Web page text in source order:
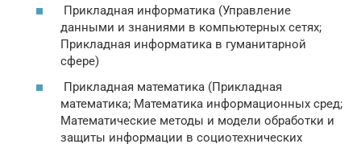
Прикладная информатика (Управление
данными и знаниями в компьютерных сетях;
Прикладная информатика в гуманитарной
сфере)
Прикладная математика (Прикладная
математика; Математика информационных сред;
Математические методы и модели обработки и
защиты информации в социотехнических